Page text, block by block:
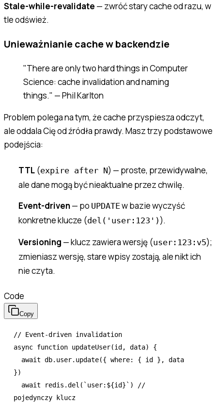
Stale-while-revalidate — zwróć stary cache od razu, w
tle odśwież.
Unieważnianie cache w backendzie
"There are only two hard things in Computer
Science: cache invalidation and naming
things." — Phil Karlton
Problem polega na tym, że cache przyspiesza odczyt,
ale oddala Cię od źródła prawdy. Masz trzy podstawowe
podejścia:
TTL (expire after N) — proste, przewidywalne,
ale dane mogą być nieaktualne przez chwilę.
Event-driven— po UPDATEw bazie wyczyść
konkretne klucze (del('user:123') ).
Versioning — klucz zawiera wersję (user:123:v5);
zmieniasz wersję, stare wpisy zostają, ale nikt ich
nie czyta.
Code
Copy
// Event-driven invalidation
async function updateUser(id ,
data) {
  await
db. user.update({ where: { id } ,
data
})
  await
redis .del ( `user: ${id} ` )
//
pojedynczy klucz